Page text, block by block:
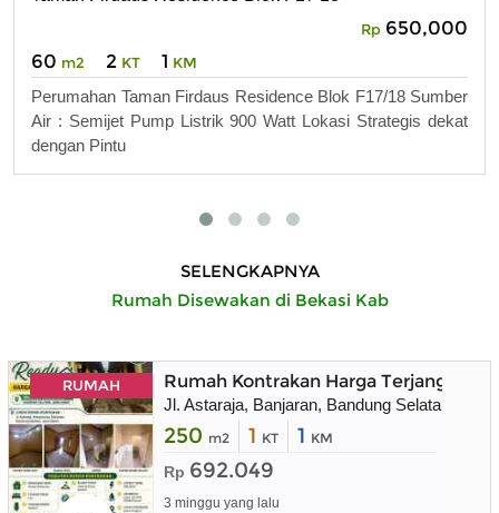
Rp 650,000
60 m2 2 KT 1 KM
Perumahan Taman Firdaus Residence Blok F17/18 Sumber
Air : Semijet Pump Listrik 900 Watt Lokasi Strategis dekat
dengan Pintu
SELENGKAPNYA
Rumah Disewakan di Bekasi Kab
RUMAH Rumah Kontrakan Harga Terjangkau
Jl. Astaraja, Banjaran, Bandung Selatan,
250 m2 1 KT 1 KM
Rp 692.049
3 minggu yang lalu